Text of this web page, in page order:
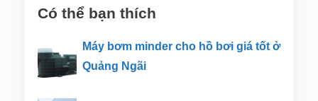
Có thể bạn thích
Máy bơm minder cho hồ bơi giá tốt ở
Quảng Ngãi